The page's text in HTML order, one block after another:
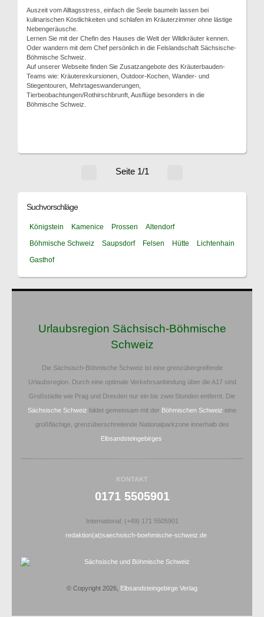
Auszeit vom Alltagsstress, einfach die Seele baumeln lassen bei
kulinarischen Köstlichkeiten und schlafen im Kräuterzimmer ohne lästige
Nebengeräusche.
Lernen Sie mit der Chefin des Hauses die Welt der Wildkräuter kennen.
Oder wandern mit dem Chef persönlich in die Felslandschaft Sächsische-
Böhmische Schweiz.
Auf unserer Webseite finden Sie Zusatzangebote des Kräuterbauden-
Teams wie: Kräuterexkursionen, Outdoor-Kochen, Wander- und
Stiegentouren, Mehrtageswanderungen,
Tierbeobachtungen/Rothirschbrunft, Ausflüge besonders in die
Böhmische Schweiz.
Seite 1/1
Suchvorschläge
Königstein Kamenice Prossen
Altendorf
Böhmische Schweiz
Saupsdorf Felsen Hütte
Lichtenhain
Gasthof
Urlaubsregion Sächsisch-Böhmische
Schweiz
Die Sächsisch-Böhmische Schweiz ist eine grenzübergreifende
Urlaubsregion. Durch eine optimale Verkehrsanbindung über die A17 sind
Großstädte wie Prag und Dresden nur ein bis zwei Stunden entfernt. Die
Sächsische Schweiz bildet gemeinsam mit der Böhmischen Schweiz eine
großflächige, grenzüberschreitende Nationalparkzone innerhalb des
Elbsandsteingebirges
KONTAKT
0171 5505901
International: (+49) 171 5505901
redaktion(at)saechsisch-boehmische-schweiz.de
© Copyright 2026, Elbsandsteingebirge Verlag